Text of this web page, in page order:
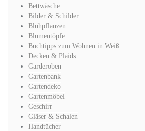
Bettwäsche
Bilder & Schilder
Blühpflanzen
Blumentöpfe
Buchtipps zum Wohnen in Weiß
Decken & Plaids
Garderoben
Gartenbank
Gartendeko
Gartenmöbel
Geschirr
Gläser & Schalen
Handtücher